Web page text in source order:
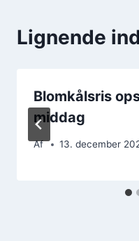
Lignende
Blomkålsris
middag
Af 13. december